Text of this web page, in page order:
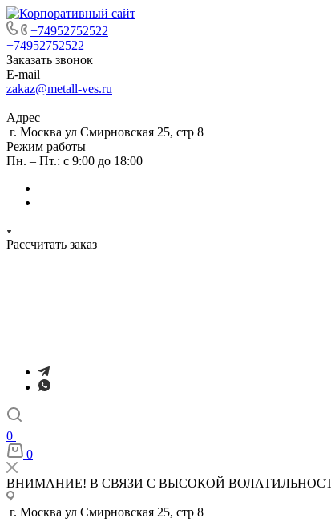
+74952752522
+74952752522
Заказать звонок
E-mail
zakaz@metall-ves.ru
Адрес
г. Москва ул Смирновская 25, стр 8
Режим работы
Пн. – Пт.: с 9:00 до 18:00
Рассчитать заказ
0
0
ВНИМАНИЕ! В СВЯЗИ С ВЫСОКОЙ
г. Москва ул Смирновская 25, стр 8